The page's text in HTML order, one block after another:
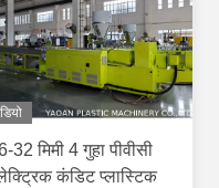
32 मिमी 4 गुहा पीवीसी
कंडिट प्लास्टिक